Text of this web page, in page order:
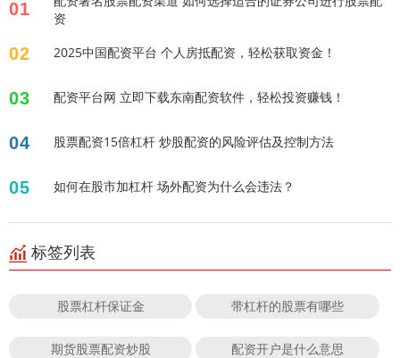
01
资
02 2025中国配资平台 个人房抵配资，轻松获取资金！
03 配资平台网 立即下载东南配资软件，轻松投资赚钱！
04 股票配资15倍杠杆 炒股配资的风险评估及控制方法
05 如何在股市加杠杆 场外配资为什么会违法？
标签列表
股票杠杆保证金 带杠杆的股票有哪些
期货股票配资炒股 配资开户是什么意思